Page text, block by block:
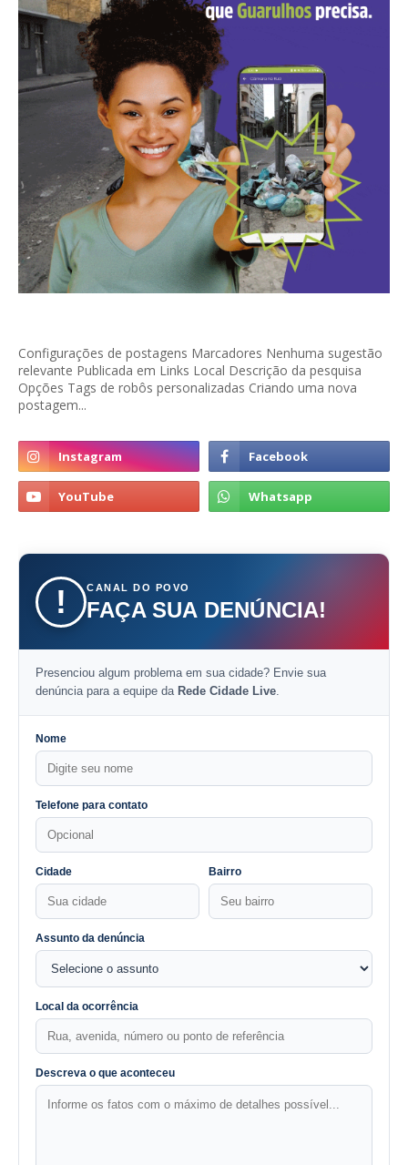
Configurações de postagens Marcadores Nenhuma sugestão
relevante Publicada em Links Local Descrição da pesquisa
Opções Tags de robôs personalizadas Criando uma nova
postagem...
! CANAL DO POVO
FAÇA SUA DENÚNCIA!
Presenciou algum problema em sua cidade? Envie sua
denúncia para a equipe da Rede Cidade Live.
Nome
Telefone para contato
Cidade Bairro
Assunto da denúncia
Local da ocorrência
Descreva o que aconteceu